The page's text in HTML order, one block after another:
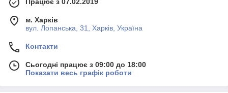
м. Харків
вул. Лопанська, 31, Харків, Україна
Контакти
Сьогодні працює з 09:00 до 18:00
Показати весь графік роботи